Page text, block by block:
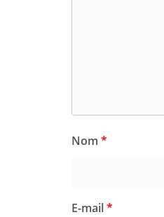
Nom *
E-mail*